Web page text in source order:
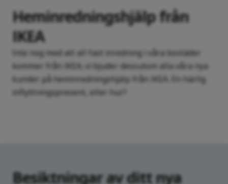
Heminredningshjälp från
IKEA
Inte nog med att all fast inredning i våra bostäder
kommer från IKEA; vi bjuder dessutom alla våra nya
kunder på heminredningshjälp från IKEA. En härlig
inflyttningspresent, eller hur?
Besiktningar av ditt nya